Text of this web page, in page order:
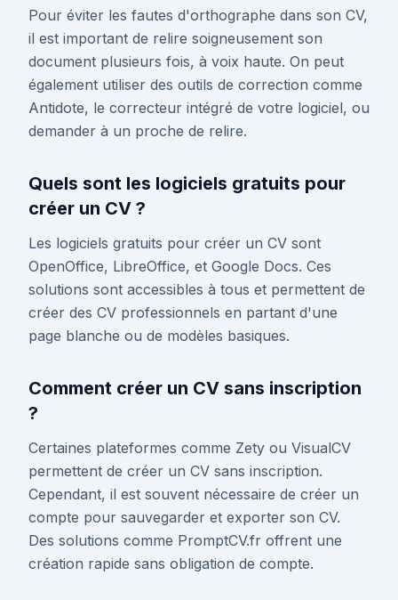
Pour éviter les fautes d'orthographe dans son CV,
il est important de relire soigneusement son
document plusieurs fois, à voix haute. On peut
également utiliser des outils de correction comme
Antidote, le correcteur intégré de votre logiciel, ou
demander à un proche de relire.
Quels sont les logiciels gratuits pour
créer un CV ?
Les logiciels gratuits pour créer un CV sont
OpenOffice, LibreOffice, et Google Docs. Ces
solutions sont accessibles à tous et permettent de
créer des CV professionnels en partant d'une
page blanche ou de modèles basiques.
Comment créer un CV sans inscription
?
Certaines plateformes comme Zety ou VisualCV
permettent de créer un CV sans inscription.
Cependant, il est souvent nécessaire de créer un
compte pour sauvegarder et exporter son CV.
Des solutions comme PromptCV.fr offrent une
création rapide sans obligation de compte.